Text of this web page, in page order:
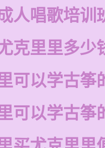
人唱歌培训
克里里多少
可以学古筝
可以学古筝